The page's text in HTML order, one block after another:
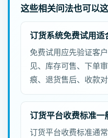
这些相关问法也可以
订货系统免费试用适
免费试用应先验证客
见、库存可售、下单
痕、退货售后、收款
订货平台收费标准一
订货平台收费标准通